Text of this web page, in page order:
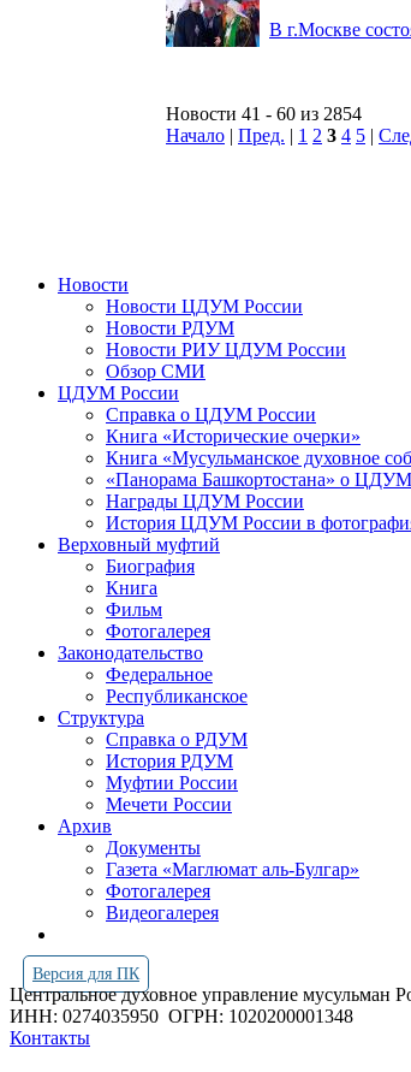
В г.Москве
Новости 41 - 60 из 2854
Начало | Пред. | 1 2 3 4 5 |
Новости
Новости ЦДУМ России
Новости РДУМ
Новости РИУ ЦДУМ России
Обзор СМИ
ЦДУМ России
Справка о ЦДУМ России
Книга «Исторические очерки»
Книга «Мусульманское духовное
«Панорама Башкортостана» о
Награды ЦДУМ России
История ЦДУМ России в
Верховный муфтий
Биография
Книга
Фильм
Фотогалерея
Законодательство
Федеральное
Республиканское
Структура
Справка о РДУМ
История РДУМ
Муфтии России
Мечети России
Архив
Документы
Газета «Маглюмат аль-Булгар»
Фотогалерея
Видеогалерея
Версия для ПК
Центральное духовное управление мусульман
ИНН: 0274035950 ОГРН: 1020200001348
Контакты